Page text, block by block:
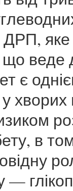
яке
що
є
в
—